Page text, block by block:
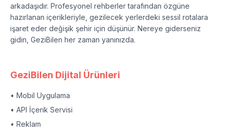
arkadaşıdır. Profesyonel rehberler tarafından özgüne
hazırlanan içerikleriyle, gezilecek yerlerdeki sessil rotalara
işaret eder değişik şehir için düşünür. Nereye giderseniz
gidin, GeziBilen her zaman yanınızda.
GeziBilen Dijital Ürünleri
• Mobil Uygulama
• API İçerik Servisi
• Reklam